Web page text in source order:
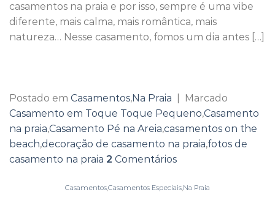
casamentos na praia e por isso, sempre é uma vibe
diferente, mais calma, mais romântica, mais
natureza… Nesse casamento, fomos um dia antes […]
Postado em Casamentos,Na Praia
Marcado
Casamento em Toque Toque Pequeno,Casamento
na praia,Casamento Pé na Areia,casamentos on the
beach,decoração de casamento na praia,fotos de
casamento na praia 2 Comentários
Casamentos,Casamentos Especiais,Na Praia